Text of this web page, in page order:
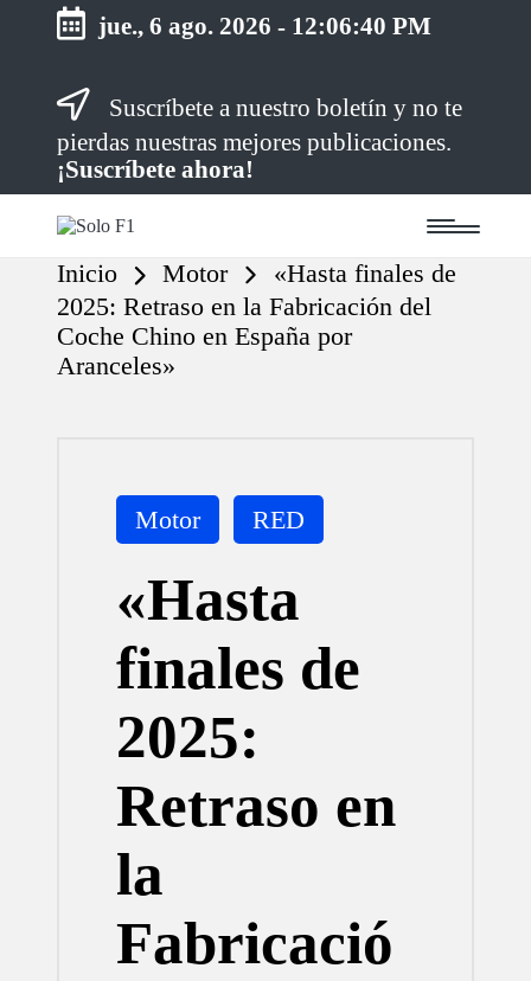
jue., 6 ago. 2026 - 12:06:41 PM
Suscríbete a nuestro boletín y no te
pierdas nuestras mejores publicaciones.
¡Suscríbete ahora!
S
o
F
1
Para
de
F1
Inicio Motor
«Hasta finales de
2025: Retraso en la Fabricación del
Coche Chino en España por
Aranceles»
Publicada
en
Motor RED
«Hasta
finales de
2025:
Retraso en
la
Fabricació